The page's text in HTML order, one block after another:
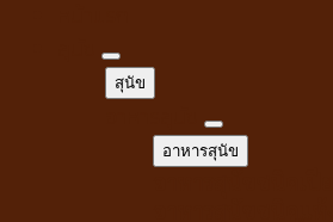
สุนัข
อาหารสุนัข